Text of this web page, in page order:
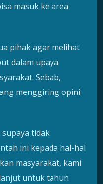
masuk ke area
pihak agar melihat
dalam upaya
Sebab,
menggiring opini
supaya tidak
ini kepada hal-hal
masyarakat, kami
untuk tahun